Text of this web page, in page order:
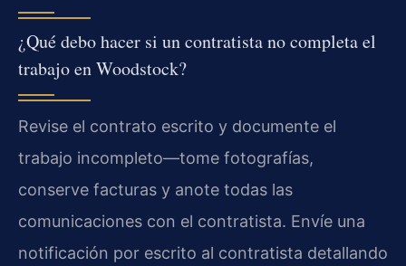
¿Qué debo hacer si un contratista no completa el
trabajo en Woodstock?
Revise el contrato escrito y documente el
trabajo incompleto—tome fotografías,
conserve facturas y anote todas las
comunicaciones con el contratista. Envíe una
notificación por escrito al contratista detallando